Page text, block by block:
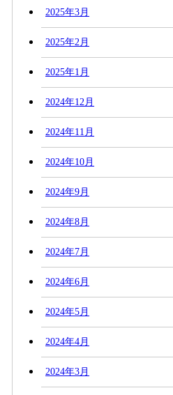
2025年3月
2025年2月
2025年1月
2024年12月
2024年11月
2024年10月
2024年9月
2024年8月
2024年7月
2024年6月
2024年5月
2024年4月
2024年3月